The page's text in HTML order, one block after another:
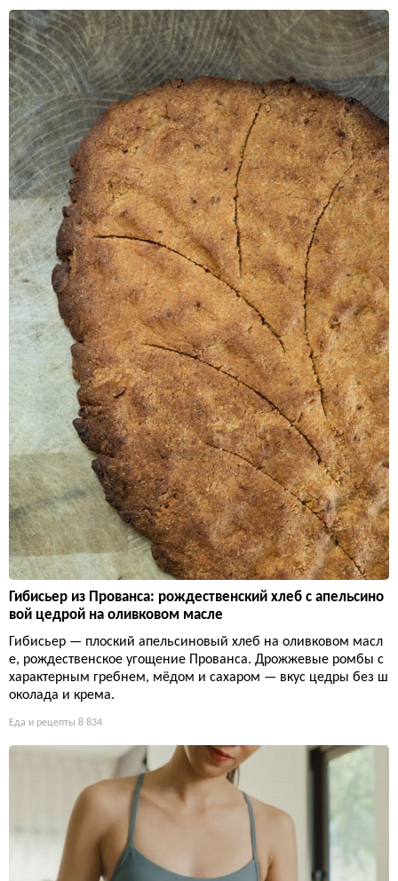
Гибисьер из Прованса: рождественский хлеб с апельсино
вой цедрой на оливковом масле
Гибисьер — плоский апельсиновый хлеб на оливковом масл
е, рождественское угощение Прованса. Дрожжевые ромбы с
характерным гребнем, мёдом и сахаром — вкус цедры без ш
околада и крема.
Еда и рецепты 8 834